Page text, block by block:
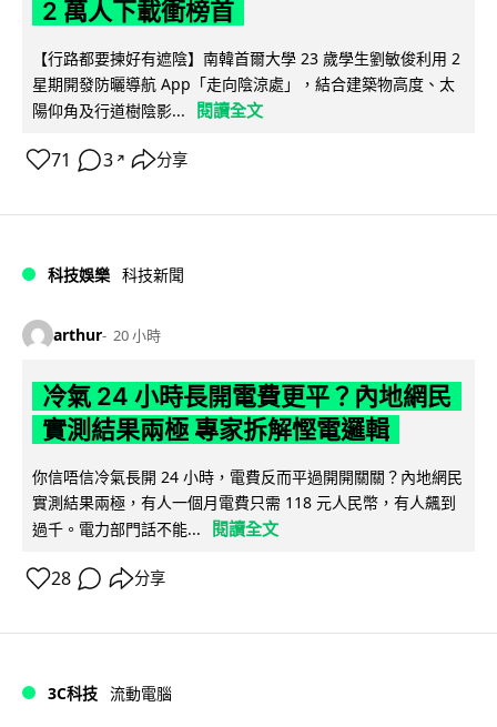
2 萬人下載衝榜首
【行路都要揀好有遮陰】南韓首爾大學 23 歲學生劉敏俊利用 2
星期開發防曬導航 App「走向陰涼處」，結合建築物高度、太
陽仰角及行道樹陰影...
閱讀全文
71 3 ↗ 分享
科技娛樂 科技新聞
arthur 20 小時
冷氣 24 小時長開電費更平？內地網民
實測結果兩極 專家拆解慳電邏輯
你信唔信冷氣長開 24 小時，電費反而平過開開關關？內地網民
實測結果兩極，有人一個月電費只需 118 元人民幣，有人飆到
過千。電力部門話不能...
閱讀全文
28 分享
3C科技 流動電腦